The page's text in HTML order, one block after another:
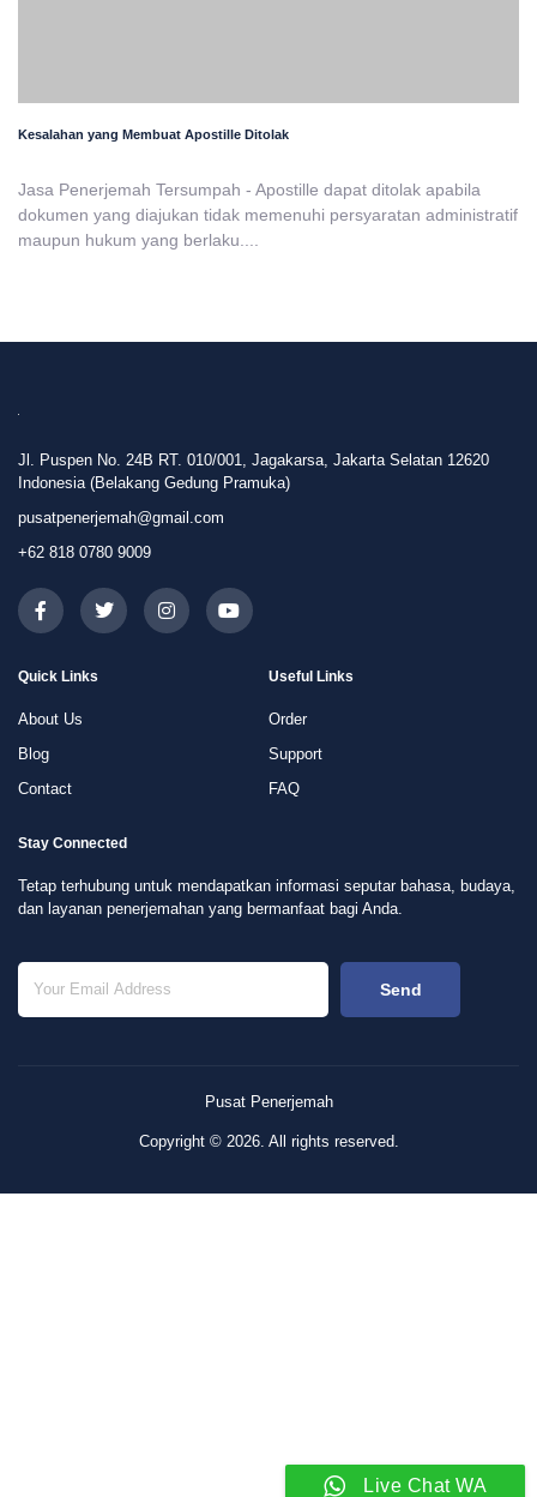
Kesalahan yang Membuat Apostille Ditolak
Jasa Penerjemah Tersumpah - Apostille dapat ditolak apabila
dokumen yang diajukan tidak memenuhi persyaratan administratif
maupun hukum yang berlaku....
Jl. Puspen No. 24B RT. 010/001, Jagakarsa, Jakarta Selatan 12620
Indonesia (Belakang Gedung Pramuka)
pusatpenerjemah@gmail.com
+62 818 0780 9009
Quick Links
About Us
Blog
Contact
Useful Links
Order
Support
FAQ
Stay Connected
Tetap terhubung untuk mendapatkan informasi seputar bahasa, budaya,
dan layanan penerjemahan yang bermanfaat bagi Anda.
Send
Pusat Penerjemah
Copyright © 2026. All rights reserved.
Live Chat WA